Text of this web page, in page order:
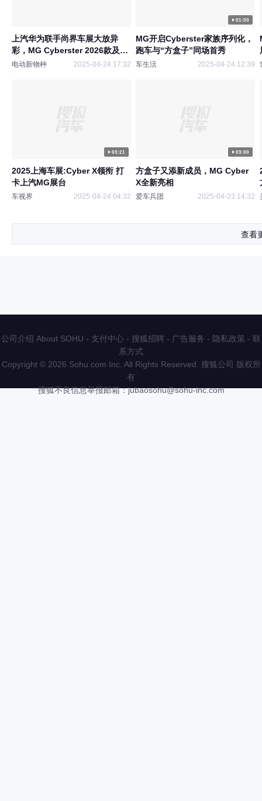
上汽华为联手尚界车展大放异
彩，MG Cyberster 2026款及
Cyber X惊艳亮相
电动新物种 2025-04-24 17:32
01:00
MG开启Cyberster家族序列化，
跑车与“方盒子”同场首秀
车生活 2025-04-24 12:39
03:21
2025上海车展:Cyber X领衔 打
卡上汽MG展台
车视界 2025-04-24 04:32
03:00
方盒子又添新成员，MG Cyber
X全新亮相
爱车兵团 2025-04-23 14:32
查看
公司介绍 About SOHU - 支付中心 - 搜狐招聘 - 广告服务 - 隐私政策 - 联
系方式
Copyright © 2026 Sohu.com Inc. All Rights Reserved. 搜狐公司 版权所
有
搜狐不良信息举报邮箱：jubaosohu@sohu-inc.com